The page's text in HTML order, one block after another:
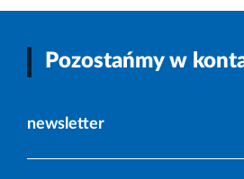
Pozostańmy w
newsletter